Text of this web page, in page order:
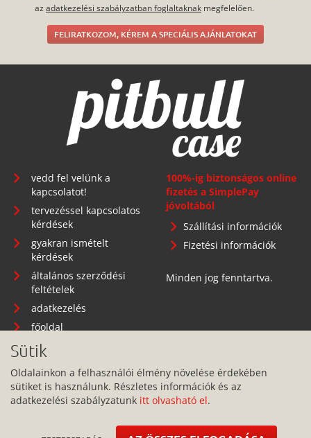
az adatkezelési szabályzatban foglaltaknak megfelelően.
FELIRATKOZOM, KÉREM A SPECIÁLIS AJÁNLATOKAT
vedd fel velünk a
kapcsolatot!
tervezéssel kapcsolatos
kérdések
gyakran ismételt
kérdések
általános szerződési
feltételek
adatkezelés
főoldal
100%-ig biztonságos online
fizetés a SimplePay
jóvoltából
Szállítási információk
Fizetési információk
Minden jog fenntartva.
Telephely: 1134 Budapest, Angyalföldi út 25.
info@pitbullcase.hu
+36706364305
Sütik
Oldalainkon a felhasználói élmény növelése érdekében
sütiket is használunk. Részletes információk és az
adatkezelési szabályzatunk itt olvasható el.